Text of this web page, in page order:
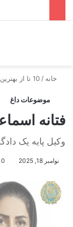
خانه / 10 تا از بهترین وکیل همدان 🥇【آپدیت جدید】
موضوعات داغ
فتانه
وکیل پایه یک
نوامبر 18, 2025 0